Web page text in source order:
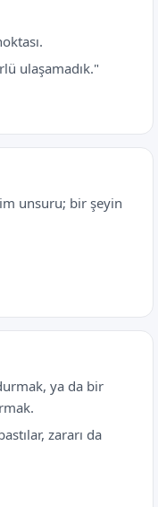
ulaşamadık."
unsuru; bir şeyin
ya da bir
zararı da